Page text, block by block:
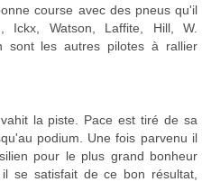
course avec des pneus qu'il
Ickx, Watson, Laffite, Hill, W.
sont les autres pilotes à rallier
la piste. Pace est tiré de sa
podium. Une fois parvenu il
pour le plus grand bonheur
se satisfait de ce bon résultat,